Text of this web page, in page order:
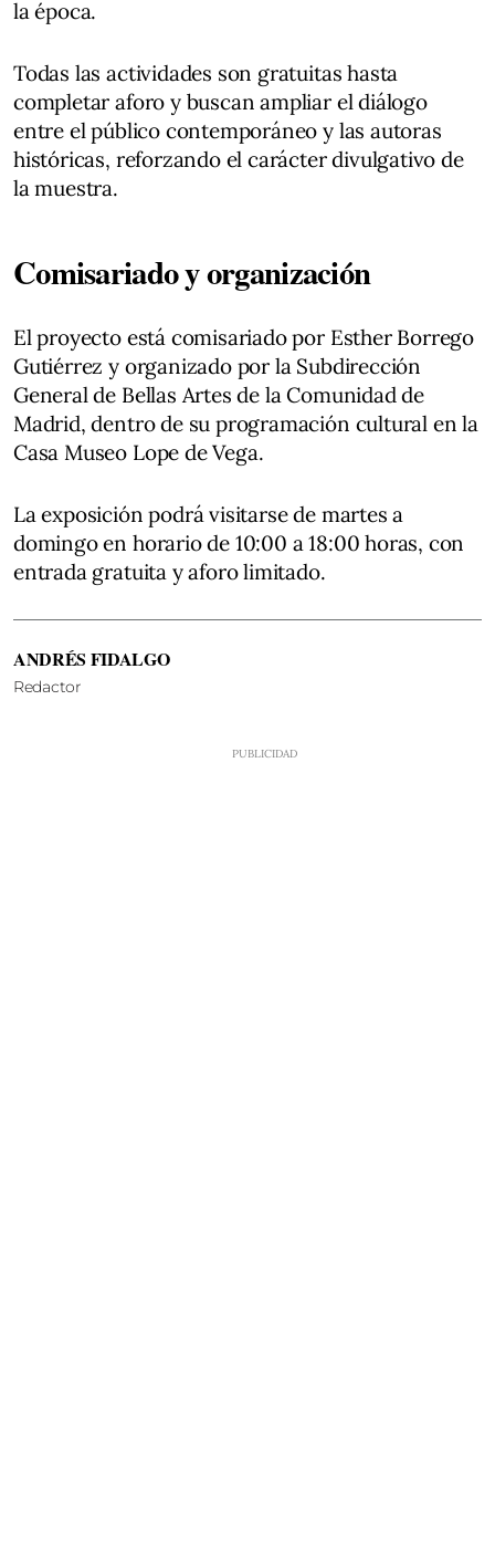
la época.
Todas las actividades son gratuitas hasta
completar aforo y buscan ampliar el diálogo
entre el público contemporáneo y las autoras
históricas, reforzando el carácter divulgativo de
la muestra.
Comisariado y organización
El proyecto está comisariado por Esther Borrego
Gutiérrez y organizado por la Subdirección
General de Bellas Artes de la Comunidad de
Madrid, dentro de su programación cultural en la
Casa Museo Lope de Vega.
La exposición podrá visitarse de martes a
domingo en horario de 10:00 a 18:00 horas, con
entrada gratuita y aforo limitado.
ANDRÉS FIDALGO
Redactor